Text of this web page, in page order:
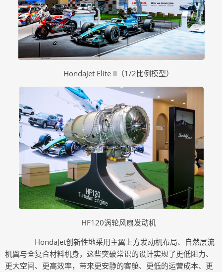
HondaJet Elite II（1/2比例模型）
HF120涡轮风扇发动机
HondaJet创新性地采用主翼上方发动机布局、自然层流
机翼与全复合材料机身，这些突破常识的设计实现了更低阻力、
更大空间、更高效率，带来更安静的客舱、更低的运营成本、更